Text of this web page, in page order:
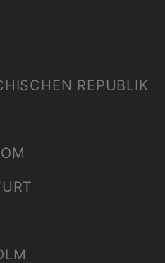
REPUBLIK